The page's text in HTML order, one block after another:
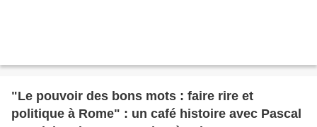
"Le pouvoir des bons mots : faire rire et
politique à Rome" : un café histoire avec Pascal